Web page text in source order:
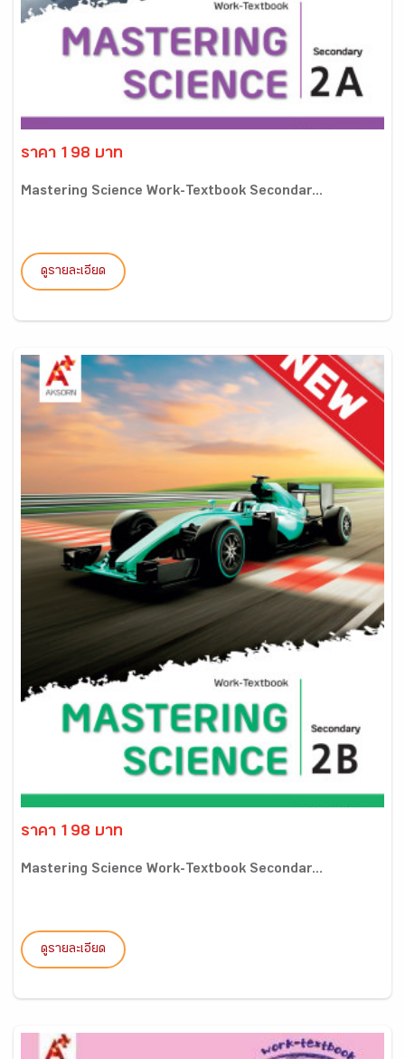
ราคา 198 บาท
Mastering Science Work-Textbook Secondar...
ดูรายละเอียด
ราคา 198 บาท
Mastering Science Work-Textbook Secondar...
ดูรายละเอียด